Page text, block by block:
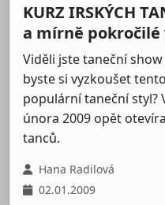
KURZ IRSKÝCH
a mírně pokročilé
Viděli jste taneční
byste si vyzkoušet
populární taneční styl?
února 2009 opět
tanců.
Hana Radilová
02.01.2009